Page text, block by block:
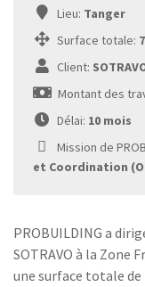
Lieu: Tanger
Surface totale:
Client:
Montant des
Délai: 10 mois
Mission de
et Coordination
PROBUILDING a
SOTRAVO à la Zone
une surface totale de